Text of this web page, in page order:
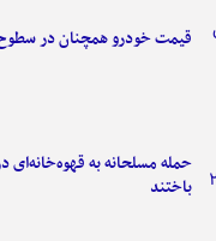
قیمت خودرو همچنان در سطوح
باختند